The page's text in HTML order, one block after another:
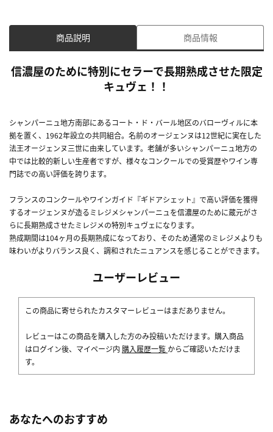
商品説明 商品情報
信濃屋のために特別にセラーで長期熟成させた限定
キュヴェ！！
シャンパーニュ地方南部にあるコート・ド・バール地区のバローヴィルに本
拠を置く、1962年設立の共同組合。名前のオージェンヌは12世紀に実在した
法王オージェンヌ三世に由来しています。老舗が多いシャンパーニュ地方の
中では比較的新しい生産者ですが、様々なコンクールでの受賞歴やワイン専
門誌での高い評価を誇ります。
フランスのコンクールやワインガイド『ギドアシェット』で高い評価を獲得
するオージェンヌが造るミレジメシャンパーニュを信濃屋のために蔵元がさ
らに長期熟成させたミレジメの特別キュヴェになります。
熟成期間は104ヶ月の長期熟成になっており、そのため通常のミレジメよりも
味わいがよりバランス良く、調和されたニュアンスを感じることができます。
ユーザーレビュー
この商品に寄せられたカスタマーレビューはまだありません。
レビューはこの商品を購入した方のみ投稿いただけます。購入商品
はログイン後、マイページ内 購入履歴一覧 からご確認いただけま
す。
あなたへのおすすめ